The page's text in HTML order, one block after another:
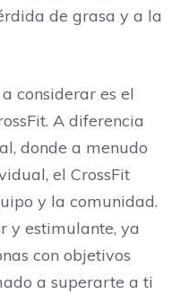
de grasa y a la
considerar es el
A diferencia
donde a menudo
el CrossFit
y la comunidad.
y estimulante, ya
con objetivos
a superarte a ti